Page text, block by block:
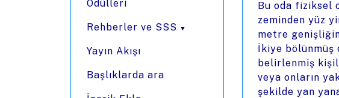
Ödülleri
Rehberler ve SSS
Yayın Akışı
Başlıklarda ara
Bu oda fiziksel
zeminden yüz
metre
İkiye bölünmüş
belirlenmiş
veya onların
şekilde yan